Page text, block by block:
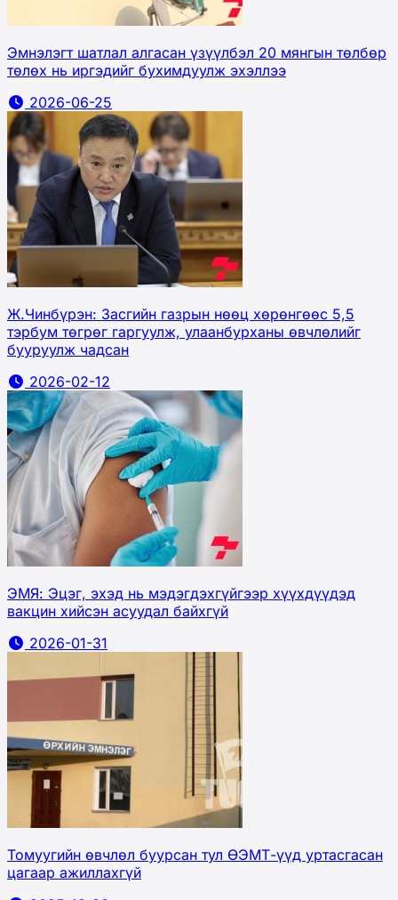
Эмнэлэгт шатлал алгасан үзүүлбэл 20 мянгын төлбөр
төлөх нь иргэдийг бухимдуулж эхэллээ
2026-06-25
Ж.Чинбүрэн: Засгийн газрын нөөц хөрөнгөөс 5,5
тэрбум төгрөг гаргуулж, улаанбурханы өвчлөлийг
бууруулж чадсан
2026-02-12
ЭМЯ: Эцэг, эхэд нь мэдэгдэхгүйгээр хүүхдүүдэд
вакцин хийсэн асуудал байхгүй
2026-01-31
Томуугийн өвчлөл буурсан тул ӨЭМТ-үүд уртасгасан
цагаар ажиллахгүй